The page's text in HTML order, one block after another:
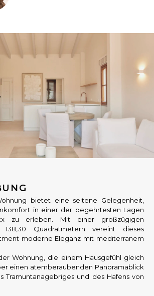
bietet eine seltene Gelegenheit,
in einer der begehrtesten Lagen
zu erleben. Mit einer großzügigen
138,30 Quadratmetern vereint dieses
moderne Eleganz mit mediterranem
Wohnung, die einem Hausgefühl gleich
einen atemberaubenden Panoramablick
Tramuntanagebriges und des Hafens von